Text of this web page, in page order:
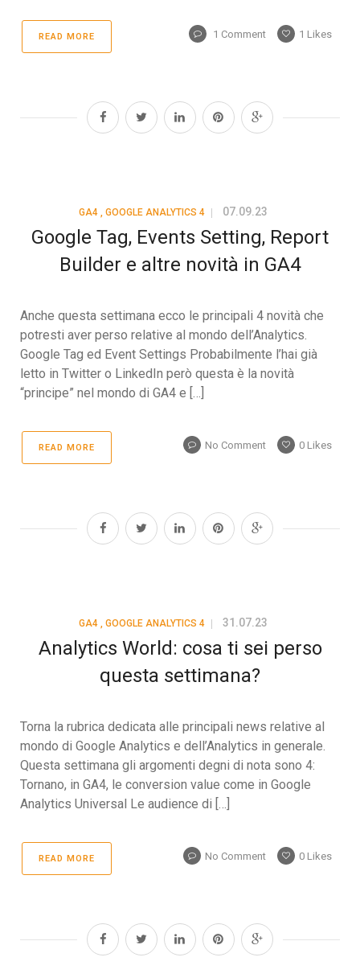
READ MORE 1 Comment 1 Likes
GA4, GOOGLE ANALYTICS 4 07.09.23
Google Tag, Events Setting, Report
Builder e altre novità in GA4
Anche questa settimana ecco le principali 4 novità che
potresti aver perso relative al mondo dell’Analytics.
Google Tag ed Event Settings Probabilmente l’hai già
letto in Twitter o LinkedIn però questa è la novità
“principe” nel mondo di GA4 e […]
READ MORE No Comment 0 Likes
GA4, GOOGLE ANALYTICS 4 31.07.23
Analytics World: cosa ti sei perso
questa settimana?
Torna la rubrica dedicata alle principali news relative al
mondo di Google Analytics e dell’Analytics in generale.
Questa settimana gli argomenti degni di nota sono 4:
Tornano, in GA4, le conversion value come in Google
Analytics Universal Le audience di […]
READ MORE No Comment 0 Likes